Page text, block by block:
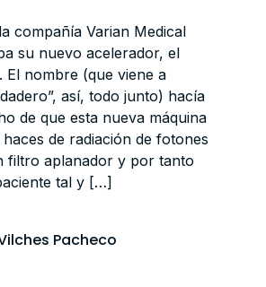
compañía Varian Medical
su nuevo acelerador, el
El nombre (que viene a
así, todo junto) hacía
de que esta nueva máquina
de radiación de fotones
filtro aplanador y por tanto
tal y […]
Pacheco